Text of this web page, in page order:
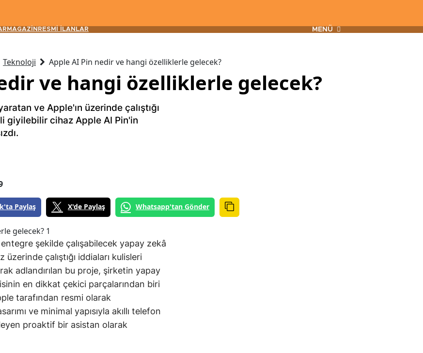
MAGAZİN RESMİ İLANLAR MENÜ
Teknoloji Apple AI Pin nedir ve hangi özelliklerle gelecek?
ve hangi özelliklerle gelecek?
ve Apple'ın üzerinde çalıştığı
giyilebilir cihaz Apple AI Pin'in
Paylaş X'de Paylaş Whatsapp'tan Gönder
şekilde çalışabilecek yapay zekâ
çalıştığı iddiaları kulisleri
adlandırılan bu proje, şirketin yapay
en dikkat çekici parçalarından biri
tarafından resmi olarak
ve minimal yapısıyla akıllı telefon
proaktif bir asistan olarak